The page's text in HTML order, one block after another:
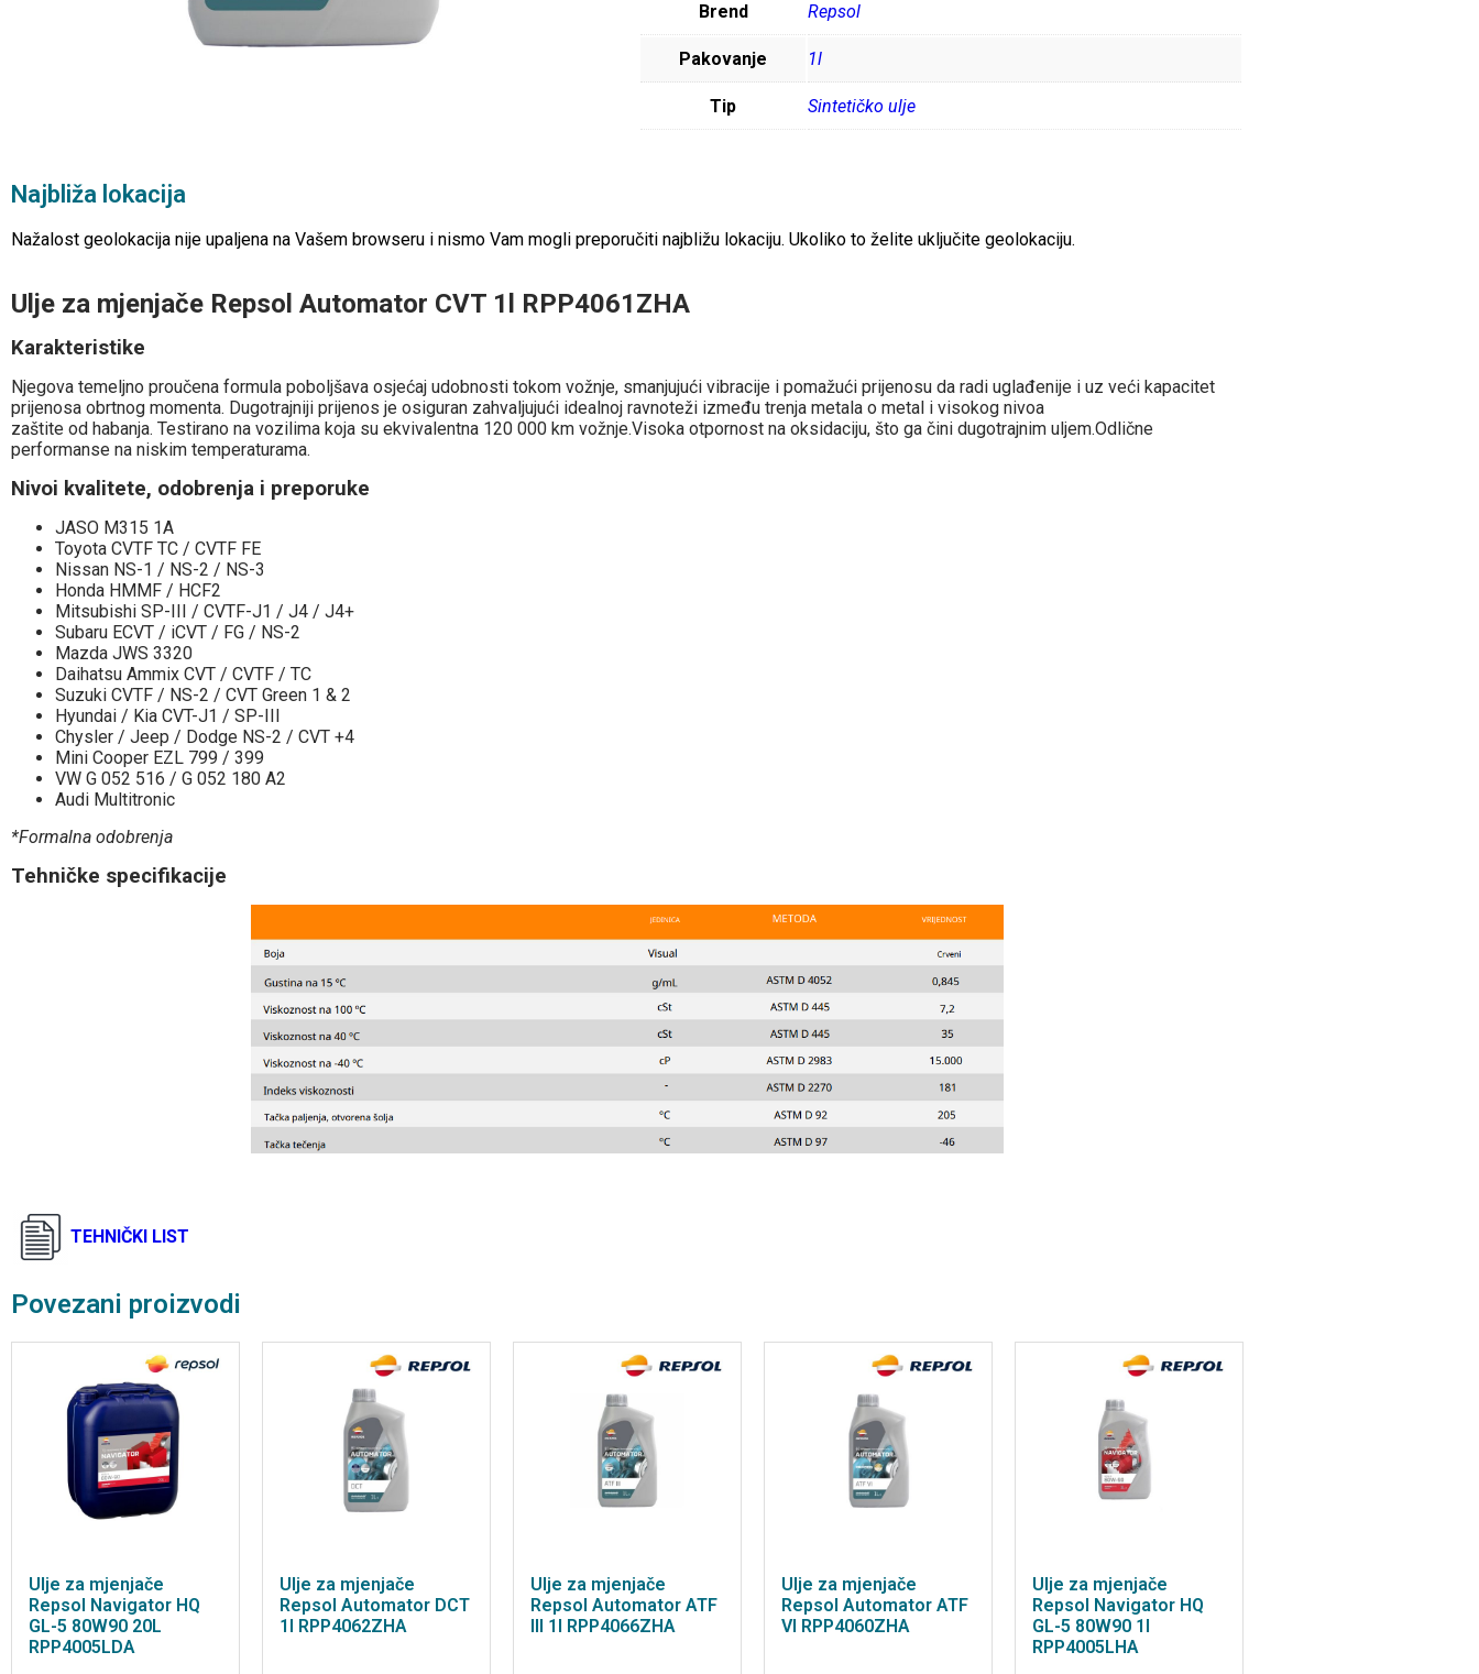
Brend Repsol
Pakovanje 1l
Tip Sintetičko ulje
Najbliža lokacija
Nažalost geolokacija nije upaljena na Vašem browseru i nismo Vam mogli preporučiti najbližu lokaciju. Ukoliko to želite uključite geolokaciju.
Ulje za mjenjače Repsol Automator CVT 1l RPP4061ZHA
Karakteristike
Njegova temeljno proučena formula poboljšava osjećaj udobnosti tokom vožnje, smanjujući vibracije i pomažući prijenosu da radi uglađenije i uz veći kapacitet
prijenosa obrtnog momenta. Dugotrajniji prijenos je osiguran zahvaljujući idealnoj ravnoteži između trenja metala o metal i visokog nivoa
zaštite od habanja. Testirano na vozilima koja su ekvivalentna 120 000 km vožnje.Visoka otpornost na oksidaciju, što ga čini dugotrajnim uljem.Odlične
performanse na niskim temperaturama.
Nivoi kvalitete, odobrenja i preporuke
JASO M315 1A
Toyota CVTF TC / CVTF FE
Nissan NS-1 / NS-2 / NS-3
Honda HMMF / HCF2
Mitsubishi SP-III / CVTF-J1 / J4 / J4+
Subaru ECVT / iCVT / FG / NS-2
Mazda JWS 3320
Daihatsu Ammix CVT / CVTF / TC
Suzuki CVTF / NS-2 / CVT Green 1 & 2
Hyundai / Kia CVT-J1 / SP-III
Chysler / Jeep / Dodge NS-2 / CVT +4
Mini Cooper EZL 799 / 399
VW G 052 516 / G 052 180 A2
Audi Multitronic
*Formalna odobrenja
Tehničke specifikacije
TEHNIČKI LIST
Povezani proizvodi
Ulje za mjenjače
Repsol Navigator HQ
GL-5 80W90 20L
RPP4005LDA
Ulje za mjenjače
Repsol Automator DCT
1l RPP4062ZHA
Ulje za mjenjače
Repsol Automator ATF
III 1l RPP4066ZHA
Ulje za mjenjače
Repsol Automator ATF
VI RPP4060ZHA
Ulje za mjenjače
Repsol Navigator HQ
GL-5 80W90 1l
RPP4005LHA